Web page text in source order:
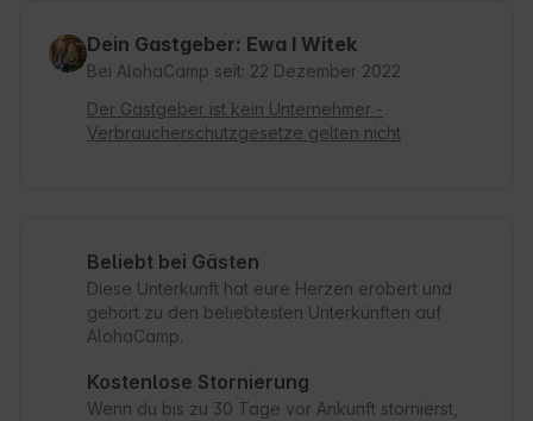
Dein Gastgeber: Ewa I Witek
Bei AlohaCamp seit: 22 Dezember 2022
Der Gastgeber ist kein Unternehmer -
Verbraucherschutzgesetze gelten nicht
Beliebt bei Gästen
Diese Unterkunft hat eure Herzen erobert und
gehört zu den beliebtesten Unterkünften auf
AlohaCamp.
Kostenlose Stornierung
Wenn du bis zu 30 Tage vor Ankunft stornierst,